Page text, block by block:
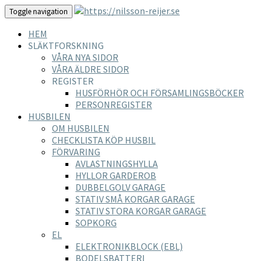
Toggle navigation
HEM
SLÄKTFORSKNING
VÅRA NYA SIDOR
VÅRA ÄLDRE SIDOR
REGISTER
HUSFÖRHÖR OCH FÖRSAMLINGSBÖCKER
PERSONREGISTER
HUSBILEN
OM HUSBILEN
CHECKLISTA KÖP HUSBIL
FÖRVARING
AVLASTNINGSHYLLA
HYLLOR GARDEROB
DUBBELGOLV GARAGE
STATIV SMÅ KORGAR GARAGE
STATIV STORA KORGAR GARAGE
SOPKORG
EL
ELEKTRONIKBLOCK (EBL)
BODELSBATTERI